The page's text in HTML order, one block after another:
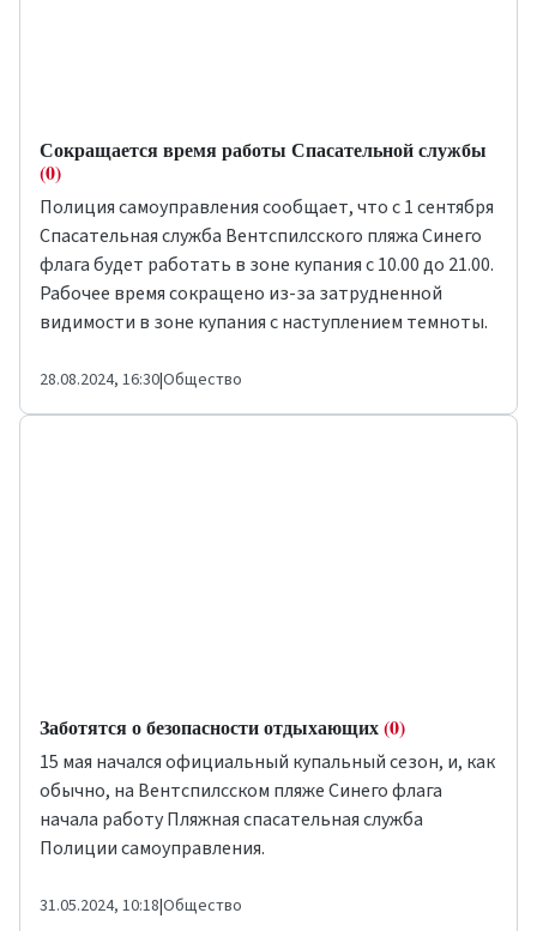
Сокращается время работы Спасательной службы
(0)
Полиция самоуправления сообщает, что с 1 сентября
Спасательная служба Вентспилсского пляжа Синего
флага будет работать в зоне купания с 10.00 до 21.00.
Рабочее время сокращено из-за затрудненной
видимости в зоне купания с наступлением темноты.
28.08.2024, 16:30|Общество
Заботятся о безопасности отдыхающих(0)
15 мая начался официальный купальный сезон, и, как
обычно, на Вентспилсском пляже Синего флага
начала работу Пляжная спасательная служба
Полиции самоуправления.
31.05.2024, 10:18|Общество